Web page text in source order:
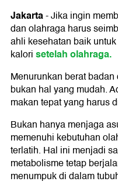
Jakarta-Jika ingin
dan olahraga harus
ahli kesehatan baik
kalorisetelah olahraga.
Menurunkan berat
bukan hal yang mudah.
makan tepat yang harus
Bukan hanya menjaga
memenuhi kebutuhan
terlatih. Hal ini menjadi
metabolisme tetap
menumpuk di dalam